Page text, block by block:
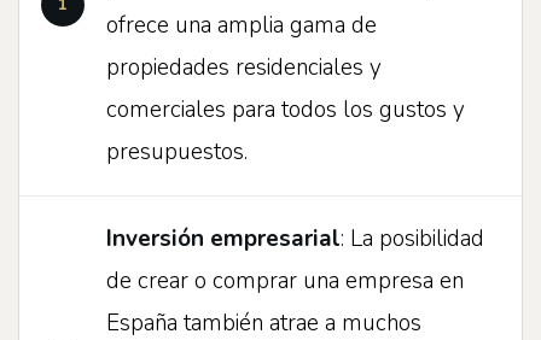
ofrece una amplia gama de
propiedades residenciales y
comerciales para todos los gustos y
presupuestos.
Inversión empresarial: La posibilidad
de crear o comprar una empresa en
España también atrae a muchos